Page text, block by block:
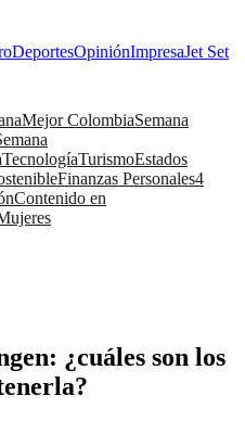
DeportesOpiniónImpresaJet Set
Mejor ColombiaSemana
TecnologíaTurismoEstados
Finanzas Personales4
Contenido en
¿cuáles son los